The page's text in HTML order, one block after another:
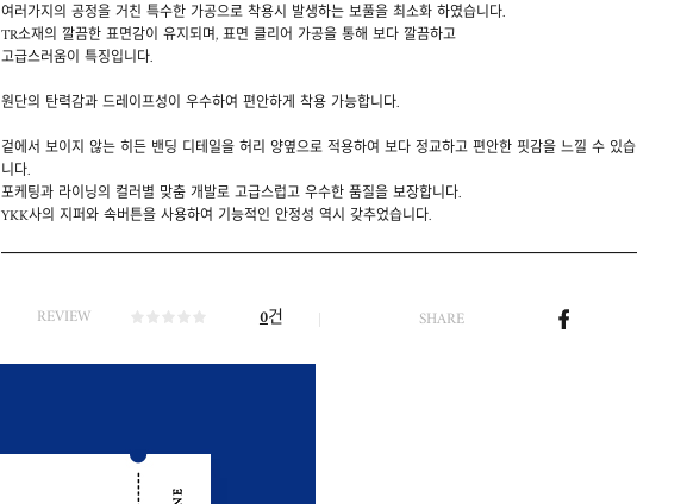
여러가지의 공정을 거친 특수한 가공으로 착용시 발생하는 보풀을 최소화 하였습니다.
TR소재의 깔끔한 표면감이 유지되며, 표면 클리어 가공을 통해 보다 깔끔하고
고급스러움이 특징입니다.
원단의 탄력감과 드레이프성이 우수하여 편안하게 착용 가능합니다.
겉에서 보이지 않는 히든 밴딩 디테일을 허리 양옆으로 적용하여 보다 정교하고 편안한 핏감을 느낄 수 있습
니다.
포케팅과 라이닝의 컬러별 맞춤 개발로 고급스럽고 우수한 품질을 보장합니다.
YKK사의 지퍼와 속버튼을 사용하여 기능적인 안정성 역시 갖추었습니다.
REVIEW 0건 SHARE